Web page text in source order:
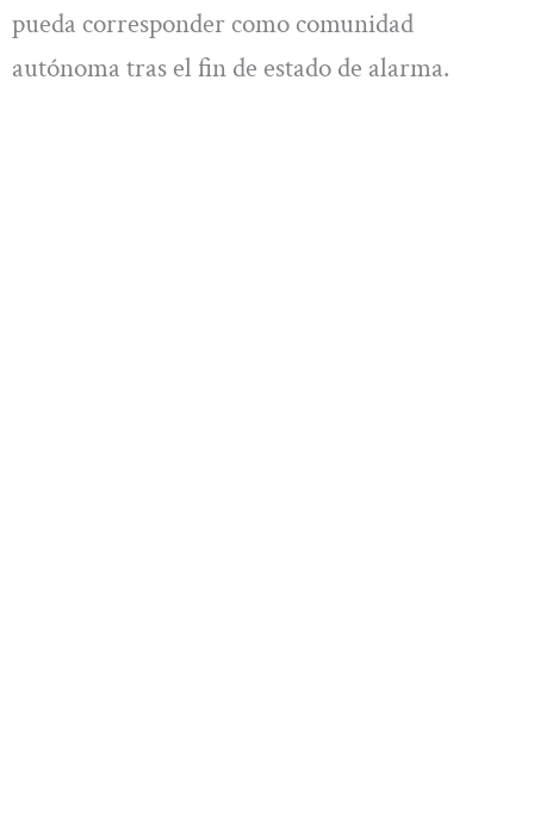
pueda corresponder como comunidad
autónoma tras el fin de estado de alarma.